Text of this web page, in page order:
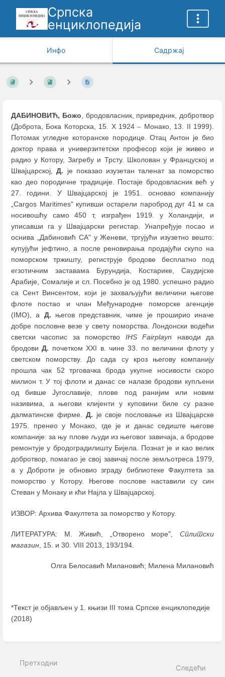
Српска
енциклопедија
Инфо Садржај
ДАБИНОВИЋ, Божо, бродовласник, привредник, добротвор
(Доброта, Бока Которска, 15. X 1924– Монако, 13. II 1999).
Потомак угледне которанске породице. Отац Антон је био
доктор права и универзитетски професор који је живео и
радио у Котору, Загребу и Трсту. Школован у Француској и
Швајцарској,Д. је показао изузетан таленат за поморство
као део породичне традиције. Постаје бродовласник већ у
27. години. У Швајцарској је 1951. основао компанију
„Cargos Maritimes" купивши остарели пароброд дуг 41 м са
носивошћу само 450 т, изграђен 1919. у Холандији, и
уписавши га у Швајцарски регистар. Унапређује посао и
оснива „Дабиновић СА" у Женеви, тргујући изузетно вешто:
купујући јефтино, а после реновирања продајући скупо на
поморском тржишту, региструје бродове бесплатно под
егзотичним заставама Бурундија, Костарике, Саудијске
Арабије, Сомалије и сл. Посебно је од 1980. успешно радио
са Сент Винсентом, који је захваљујући величини његове
флоте постао и члан Међународне поморске агенције
(IMO), а Д. његов представник, чиме је проширио иначе
добре пословне везе у свету поморства. Лондонски водећи
светски часопис за поморство IHS Fairplayn наводи да
бродовиД. почетком XXI в. чине 33. по величини флоту у
светском поморству. До сада су кроз његову компанију
прошла чак 52 трговачка брода укупне носивости скоро
милион т. У тој флоти и данас се налазе бродови купљени
од бивше Југославије, плове под ранијим или новим
називима, а његови клијенти у куповини биле су разне
далматинске фирме. Д. је своје пословање из Швајцарске
1975. пренео у Монако, где је и данас седиште његове
компаније: за њу плове људи из његовог завичаја, а бродове
ремонтује у бродоградилишту Бијела. Познат је и као велик
добротвор, помагао је свој завичај после земљотреса 1979,
а у Доброти је обновио зграду библиотеке Факултета за
поморство у Котору. Његове послове наставили су син
Стеван у Монаку и кћи Најла у Швајцарској.
ИЗВОР: Архива Факултета за поморство у Котору.
ЛИТЕРАТУРА: М. Живић, „Отворено море", Сплитски
магазин , 15. и 30. VIII 2013, 193/194.
Олга Белосавић Милановић; Милена Милановић
*Текст је објављен у 1. књизи III тома Српске енциклопедије
(2018)
mode
Претходни
Следећи